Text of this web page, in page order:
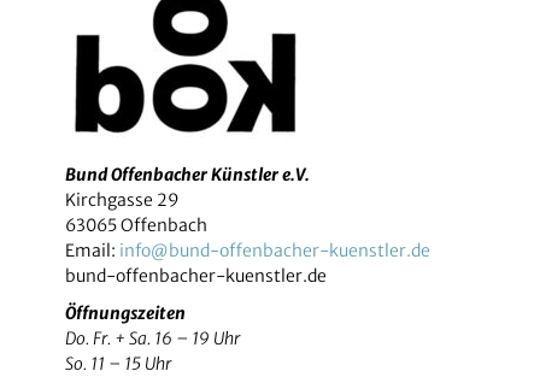
Bund Offenbacher Künstler e.V.
Kirchgasse 29
63065 Offenbach
Email: info@bund-offenbacher-kuenstler.de
bund-offenbacher-kuenstler.de
Öffnungszeiten
Do. Fr. + Sa. 16 – 19 Uhr
So. 11 – 15 Uhr